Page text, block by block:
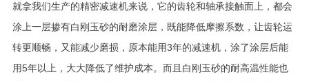
就拿我们生产的精密减速机来说，它的齿轮和轴承接触面上，都会
涂上一层掺有白刚玉砂的耐磨涂层，既能降低摩擦系数，让齿轮运
转更顺畅，又能减少磨损，原本能用3年的减速机，涂了涂层后能
用5年以上，大大降低了维护成本。而且白刚玉砂的耐高温性能也